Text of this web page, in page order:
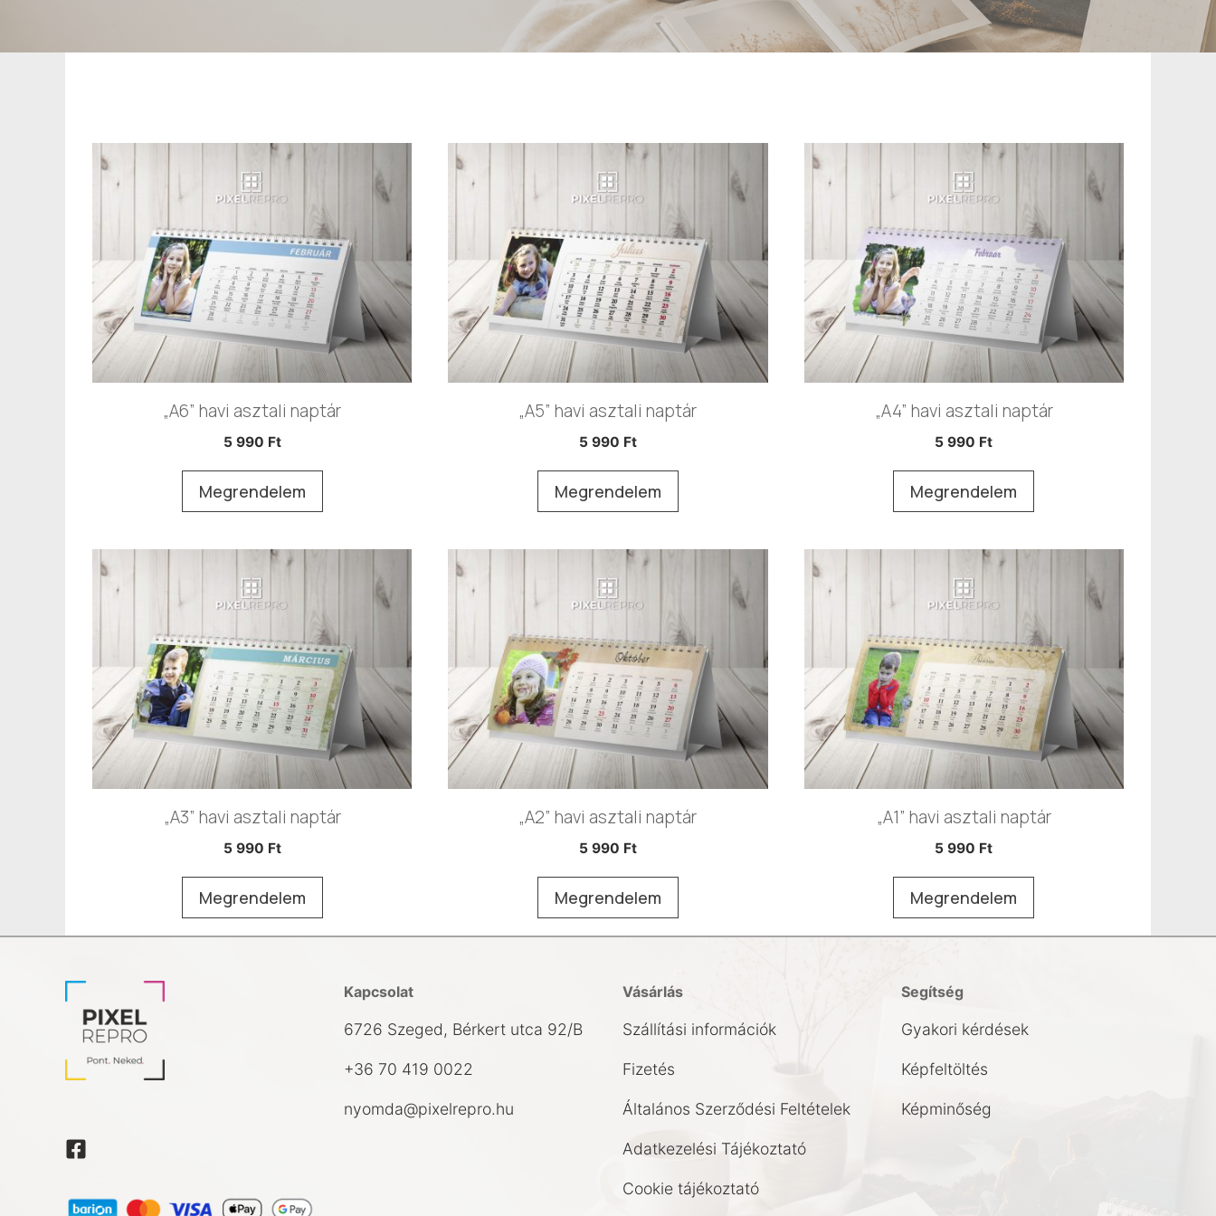
„A6” havi asztali naptár
5 990 Ft
Megrendelem
„A5” havi asztali naptár
5 990 Ft
Megrendelem
„A4” havi asztali naptár
5 990 Ft
Megrendelem
„A3” havi asztali naptár
5 990 Ft
Megrendelem
„A2” havi asztali naptár
5 990 Ft
Megrendelem
„A1” havi asztali naptár
5 990 Ft
Megrendelem
Kapcsolat
6726 Szeged, Bérkert utca 92/B
+36 70 419 0022
nyomda@pixelrepro.hu
Vásárlás
Szállítási információk
Fizetés
Általános Szerződési Feltételek
Adatkezelési Tájékoztató
Cookie tájékoztató
Segítség
Gyakori kérdések
Képfeltöltés
Képminőség